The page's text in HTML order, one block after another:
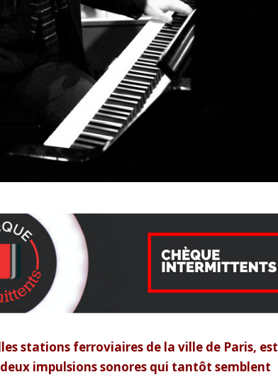
stations ferroviaires de la ville de Paris, est
impulsions sonores qui tantôt semblent